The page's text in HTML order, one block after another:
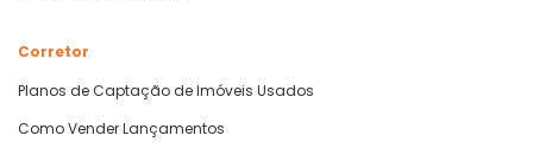
Corretor
Planos de Captação de Imóveis Usados
Como Vender Lançamentos